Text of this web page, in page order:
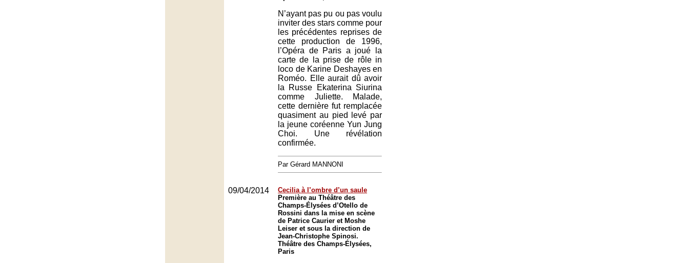
N’ayant pas pu ou pas voulu
inviter des stars comme pour
les précédentes reprises de
cette production de 1996,
l’Opéra de Paris a joué la
carte de la prise de rôle in
loco de Karine Deshayes en
Roméo. Elle aurait dû avoir
la Russe Ekaterina Siurina
comme Juliette. Malade,
cette dernière fut remplacée
quasiment au pied levé par
la jeune coréenne Yun Jung
Choi. Une révélation
confirmée.
Par Gérard MANNONI
09/04/2014
Cecilia à l’ombre d’un saule
Première au Théâtre des
Champs-Élysées d’Otello de
Rossini dans la mise en scène
de Patrice Caurier et Moshe
Leiser et sous la direction de
Jean-Christophe Spinosi.
Théâtre des Champs-Élysées,
Paris